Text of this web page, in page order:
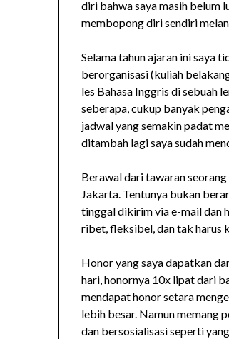
diri bahwa saya masih belum
membopong diri sendiri
Selama tahun ajaran ini saya
berorganisasi (kuliah
les Bahasa Inggris di sebuah
seberapa, cukup banyak
jadwal yang semakin padat
ditambah lagi saya sudah
Berawal dari tawaran
Jakarta. Tentunya bukan
tinggal dikirim via e-mail dan
ribet, fleksibel, dan tak harus
Honor yang saya dapatkan
hari, honornya 10x lipat dari
mendapat honor setara
lebih besar. Namun memang
dan bersosialisasi seperti